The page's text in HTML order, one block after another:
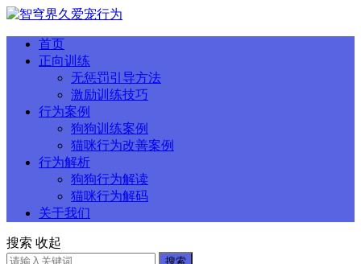
首页
正向训练
无惩罚引导方法
激励训练技巧
行为案例
狗狗训练案例
猫咪行为改善案例
行为解析
狗狗行为解读
猫咪行为解码
关于我们
搜索 收起
搜索